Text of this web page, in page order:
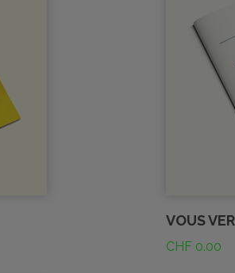
VOUS
CHF 0.00